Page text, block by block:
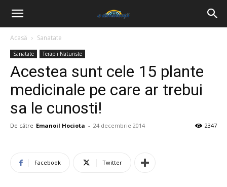
Acasă Sanatate
Sanatate Terapii Naturiste
Acestea sunt cele 15 plante
medicinale pe care ar trebui
sa le cunosti!
De către Emanoil Hociota - 24 decembrie 2014 2347
Facebook Twitter